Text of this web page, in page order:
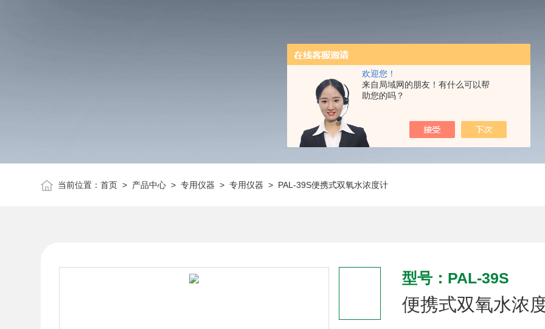
欢迎您！
来自局域网的朋友！有什么可以帮
助您的吗？
当前位置：首页 > 产品中心 >专用仪器 >专用仪器 > PAL-39S便携式双氧水浓度计
型号：PAL-39S
便携式双氧水浓